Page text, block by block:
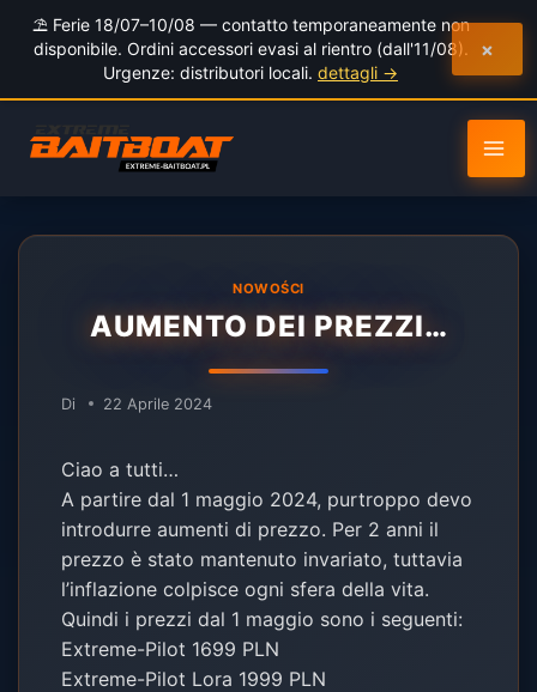
⛱️ Ferie 18/07–10/08 — contatto temporaneamente non
disponibile. Ordini accessori evasi al rientro (dall'11/08).
Urgenze: distributori locali. dettagli →
×
al
contenuto
NOWOŚCI
AUMENTO DEI PREZZI…
Di 22 Aprile 2024
Ciao a tutti…
A partire dal 1 maggio 2024, purtroppo devo
introdurre aumenti di prezzo. Per 2 anni il
prezzo è stato mantenuto invariato, tuttavia
l’inflazione colpisce ogni sfera della vita.
Quindi i prezzi dal 1 maggio sono i seguenti:
Extreme-Pilot 1699 PLN
Extreme-Pilot Lora 1999 PLN